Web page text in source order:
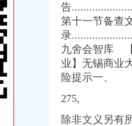
权项目资产评估报告书
镇实际制定礼.doc
期）-人文社科区-经济学家
）_公告正文_财经_中国网
|重庆列表网
工商注册_重庆渝北周边企业注
之旅【多图】_嘉兴游记_途牛
告
第十一节备查
录
九舍会智库
业】无锡商业
险提示一、
275,
除非文义另有